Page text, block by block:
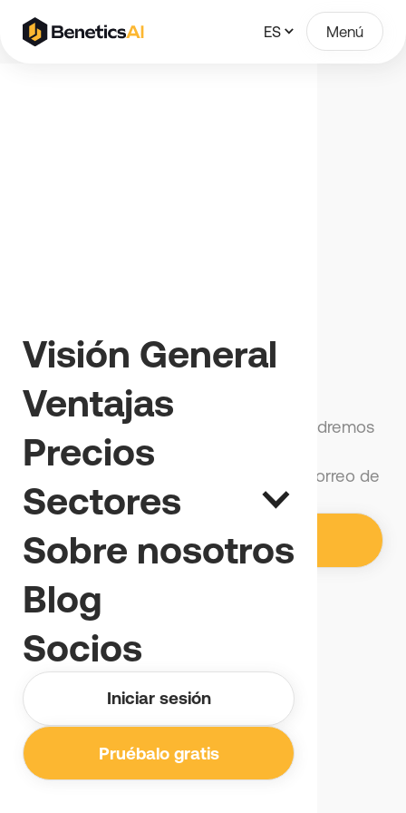
ES Menú
Visión General
Ventajas
Precios
Sectores
Sobre nosotros
Blog
Socios
Iniciar sesión
Pruébalo gratis
¡Gracias!
Hemos recibido tu solicitud y nos pondremos
en contacto contigo en breve.
También deberías haber recibido un correo de
confirmación.
Volver al inicio